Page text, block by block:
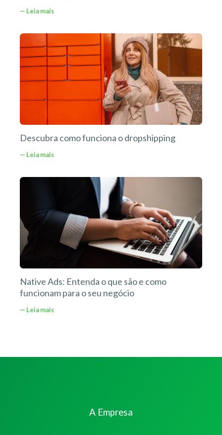
— Leia mais
Descubra como funciona o dropshipping
— Leia mais
Native Ads: Entenda o que são e como
funcionam para o seu negócio
— Leia mais
A Empresa